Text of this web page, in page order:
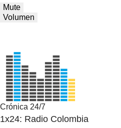
Mute
Volumen
Crónica 24/7
1x24: Radio Colombia